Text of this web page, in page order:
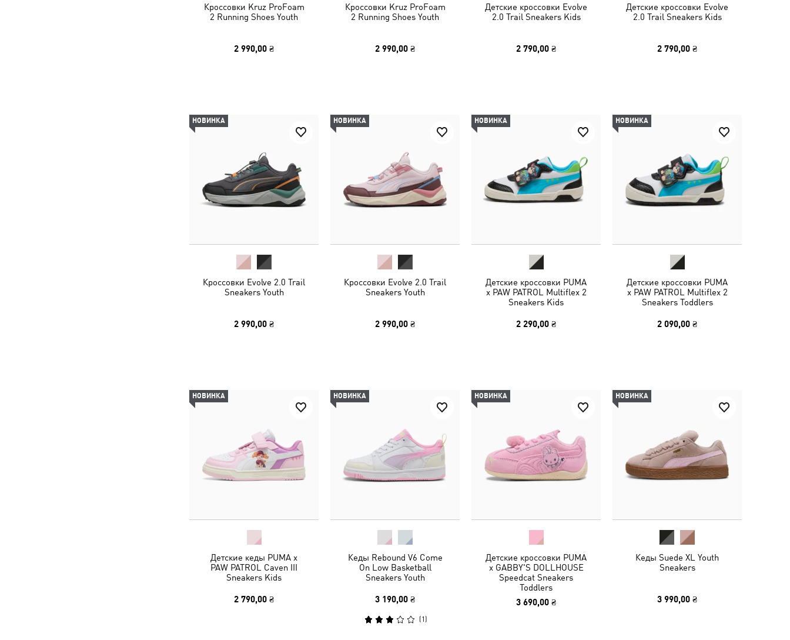
Кроссовки Kruz ProFoam
2 Running Shoes Youth
2 990,00 ₴
Кроссовки Kruz ProFoam
2 Running Shoes Youth
2 990,00 ₴
Детские кроссовки Evolve
2.0 Trail Sneakers Kids
2 790,00 ₴
Детские кроссовки Evolve
2.0 Trail Sneakers Kids
2 790,00 ₴
НОВИНКА
Кроссовки Evolve 2.0 Trail
Sneakers Youth
2 990,00 ₴
НОВИНКА
Кроссовки Evolve 2.0 Trail
Sneakers Youth
2 990,00 ₴
НОВИНКА
Детские кроссовки PUMA
x PAW PATROL Multiflex 2
Sneakers Kids
2 290,00 ₴
НОВИНКА
Детские кроссовки PUMA
x PAW PATROL Multiflex 2
Sneakers Toddlers
2 090,00 ₴
НОВИНКА
Детские кеды PUMA x
PAW PATROL Caven III
Sneakers Kids
2 790,00 ₴
НОВИНКА
Кеды Rebound V6 Come
On Low Basketball
Sneakers Youth
3 190,00 ₴
(1 )
НОВИНКА
Детские кроссовки PUMA
x GABBY'S DOLLHOUSE
Speedcat Sneakers
Toddlers
3 690,00 ₴
НОВИНКА
Кеды Suede XL Youth
Sneakers
3 990,00 ₴